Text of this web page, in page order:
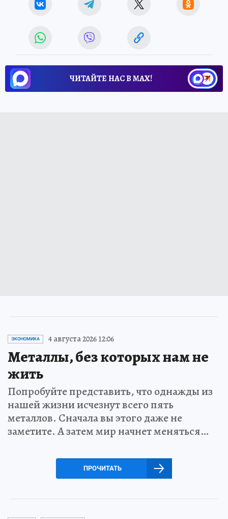
ЧИТАЙТЕ НАС В МАХ!
ЭКОНОМИКА 4 августа 2026 12:06
Металлы, без которых нам не
жить
Попробуйте представить, что однажды из
нашей жизни исчезнут всего пять
металлов. Сначала вы этого даже не
заметите. А затем мир начнет меняться…
ПРОЧИТАТЬ